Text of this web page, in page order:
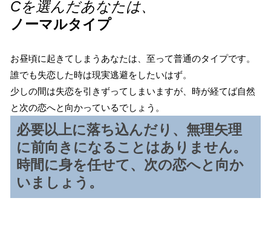
Cを選んだあなたは、
ノーマルタイプ
お昼頃に起きてしまうあなたは、至って普通のタイプです。
誰でも失恋した時は現実逃避をしたいはず。
少しの間は失恋を引きずってしまいますが、時が経てば自然
と次の恋へと向かっているでしょう。
必要以上に落ち込んだり、無理矢理
に前向きになることはありません。
時間に身を任せて、次の恋へと向か
いましょう。